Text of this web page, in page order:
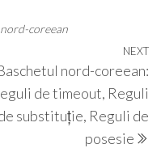
coreean
NEXT
nord-coreean:
de timeout, Reguli
substituție, Reguli de
posesie